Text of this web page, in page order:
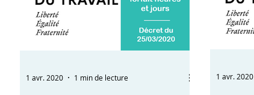
1 avr. 2020 1 min de lecture 1 avr. 2020